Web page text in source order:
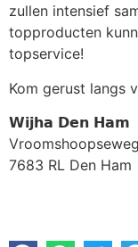
zullen intensief
topproducten
topservice!
Kom gerust langs
𝗪𝗶𝗷𝗵𝗮 𝗗𝗲𝗻 𝗛𝗮𝗺
7683 RL Den Ham